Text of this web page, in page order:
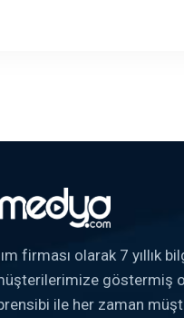
firması olarak 7 yıllık
göstermiş
ile her zaman